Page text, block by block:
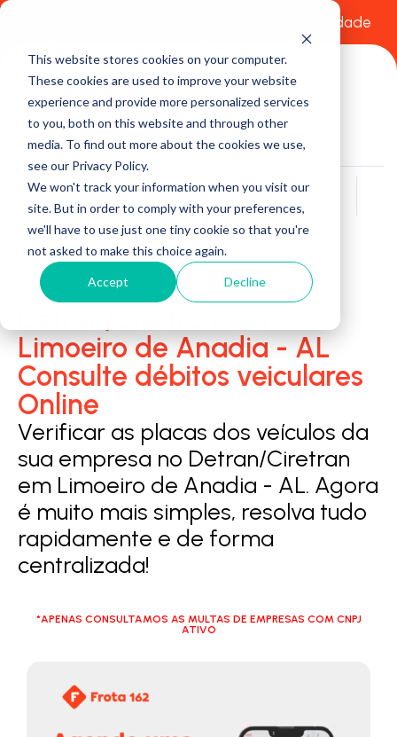
This website stores cookies on your computer.
These cookies are used to improve your website
experience and provide more personalized services
to you, both on this website and through other
media. To find out more about the cookies we use,
see our Privacy Policy.
We won't track your information when you visit our
site. But in order to comply with your preferences,
we'll have to use just one tiny cookie so that you're
not asked to make this choice again.
Accept Decline
Política de Privacidade
Buscar
Limoeiro de Anadia - AL
Consulte débitos veiculares
Online
Verificar as placas dos veículos da
sua empresa no Detran/Ciretran
em Limoeiro de Anadia - AL. Agora
é muito mais simples, resolva tudo
rapidamente e de forma
centralizada!
*APENAS CONSULTAMOS AS MULTAS DE EMPRESAS COM CNPJ
ATIVO